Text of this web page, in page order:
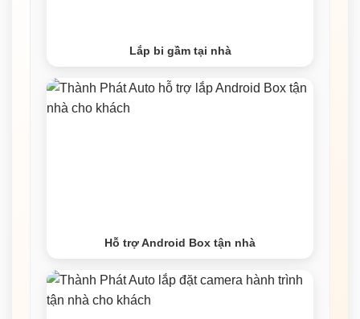
Lắp bi gầm tại nhà
Hỗ trợ Android Box tận nhà